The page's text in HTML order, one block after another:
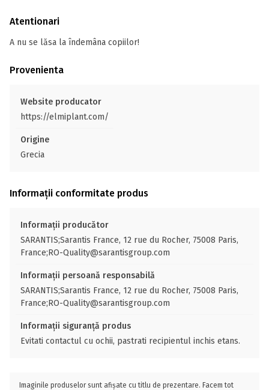
Atentionari
A nu se lăsa la îndemâna copiilor!
Provenienta
Website producator
https://elmiplant.com/
Origine
Grecia
Informații conformitate produs
Informații producător
SARANTIS;Sarantis France, 12 rue du Rocher, 75008 Paris,
France;RO-Quality@sarantisgroup.com
Informații persoană responsabilă
SARANTIS;Sarantis France, 12 rue du Rocher, 75008 Paris,
France;RO-Quality@sarantisgroup.com
Informații siguranță produs
Evitati contactul cu ochii, pastrati recipientul inchis etans.
Imaginile produselor sunt afișate cu titlu de prezentare. Facem tot